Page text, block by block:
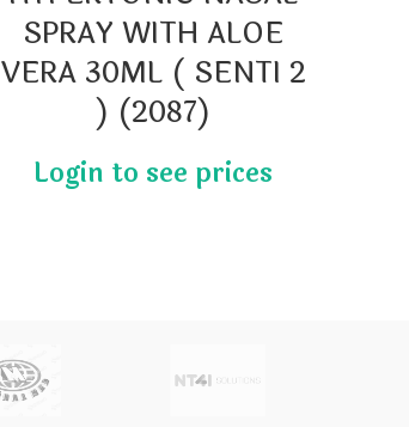
SPRAY WITH ALOE
VERA 30ML ( SENTI 2
) (2087)